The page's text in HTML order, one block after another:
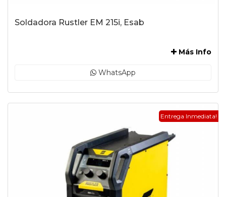
Soldadora Rustler EM 215i, Esab
Más Info
WhatsApp
Entrega Inmediata!